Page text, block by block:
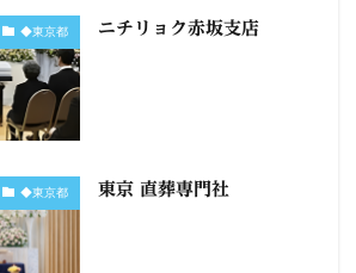
◆東京都 ニチリョク赤坂支店
◆東京都 東京 直葬専門社